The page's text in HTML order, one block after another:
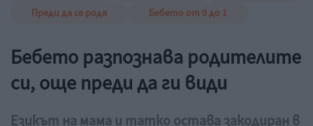
Преди да се родя
Бебето от 0 до 1
Бебето разпознава родителите
си, още преди да ги види
Езикът на мама и татко остава закодиран в